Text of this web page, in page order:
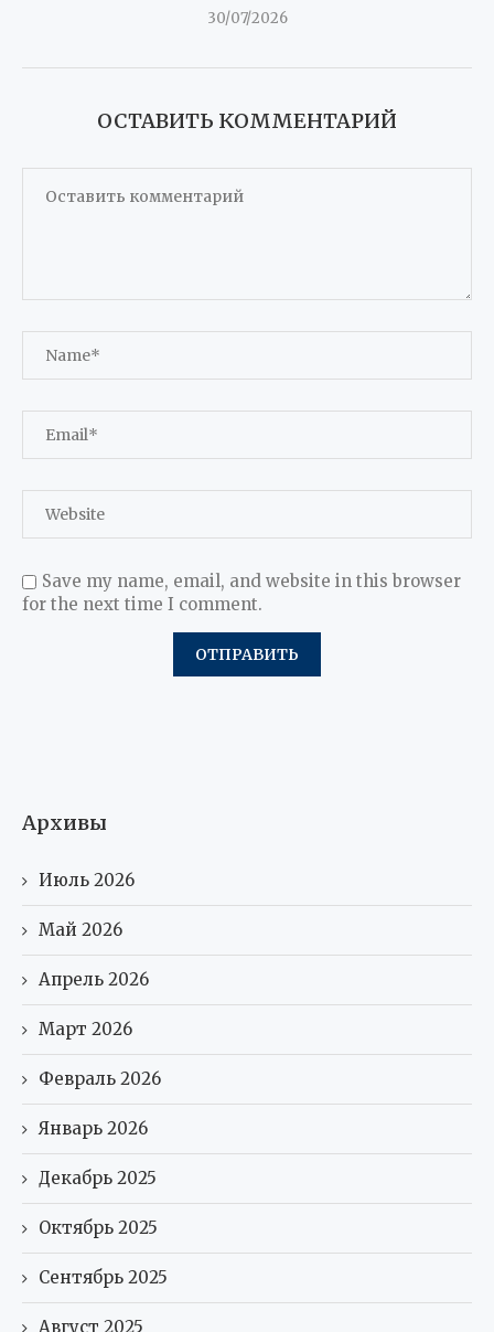
30/07/2026
ОСТАВИТЬ КОММЕНТАРИЙ
Save my name, email, and website in this browser
for the next time I comment.
Архивы
Июль 2026
Май 2026
Апрель 2026
Март 2026
Февраль 2026
Январь 2026
Декабрь 2025
Октябрь 2025
Сентябрь 2025
Август 2025